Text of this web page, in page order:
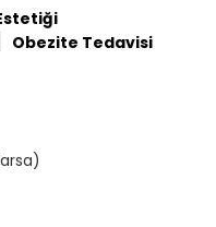
Obezite Tedavisi